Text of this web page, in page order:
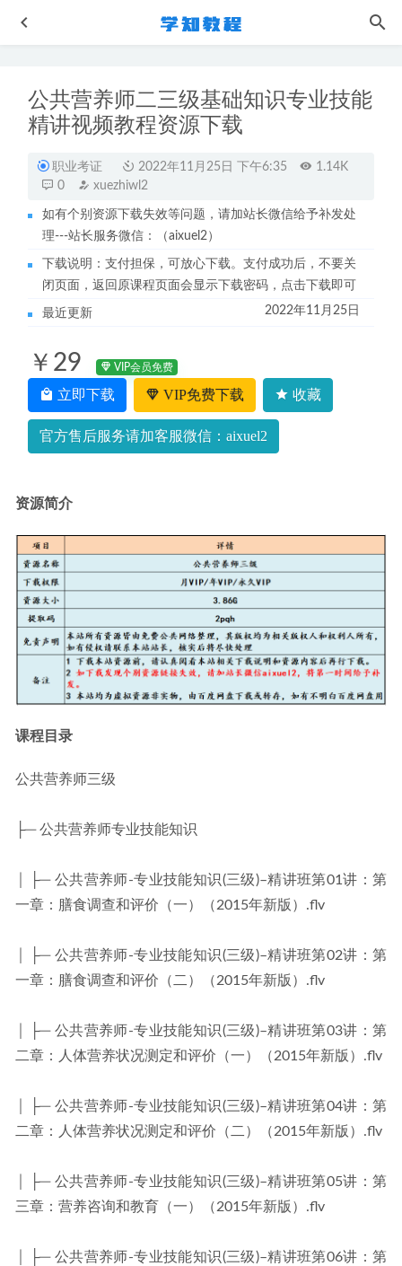
公共营养师二三级基础知识专业技能
精讲视频教程资源下载
职业考证 2022年11月25日 下午6:35
1.14K
0
xuezhiwl2
如有个别资源下载失效等问题，请加站长微信给予补发处
理---站长服务微信：（aixuel2）
下载说明：支付担保，可放心下载。支付成功后，不要关
闭页面，返回原课程页面会显示下载密码，点击下载即可
最近更新 2022年11月25日
￥29 VIP会员免费
立即下载 VIP免费下载 收藏
官方售后服务请加客服微信：aixuel2
资源简介
课程目录
公共营养师三级
├─ 公共营养师专业技能知识
│ ├─ 公共营养师-专业技能知识(三级)–精讲班第01讲：第
一章：膳食调查和评价（一）（2015年新版）.flv
│ ├─ 公共营养师-专业技能知识(三级)–精讲班第02讲：第
一章：膳食调查和评价（二）（2015年新版）.flv
│ ├─ 公共营养师-专业技能知识(三级)–精讲班第03讲：第
二章：人体营养状况测定和评价（一）（2015年新版）.flv
│ ├─ 公共营养师-专业技能知识(三级)–精讲班第04讲：第
二章：人体营养状况测定和评价（二）（2015年新版）.flv
│ ├─ 公共营养师-专业技能知识(三级)–精讲班第05讲：第
三章：营养咨询和教育（一）（2015年新版）.flv
│ ├─ 公共营养师-专业技能知识(三级)–精讲班第06讲：第
女性健康如何科学备孕,生育一个健康的宝宝 2023-05-22
作业帮2023罗斐然高一语文寒假班网课视频教程+课堂笔记
2023-05-17
大学数学网课教程西安交大高等数学上下册教程
2022-10-30
作业帮2023周永亮高二数学春季班课程+课堂笔记
2023-08-
腾讯课堂2023杨洋高三语文高考二三轮复习视频教程寒假班
2023-05-07